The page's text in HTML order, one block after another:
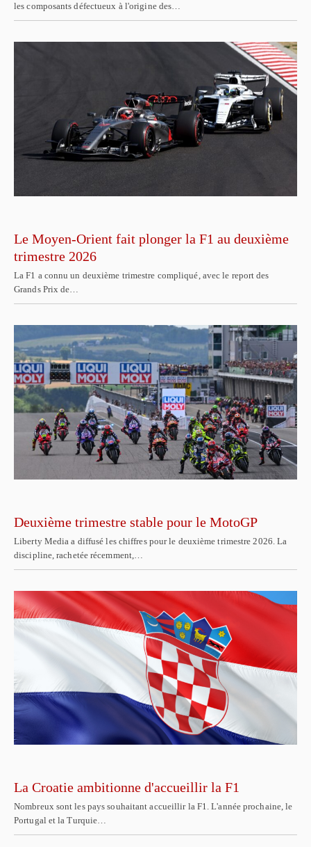
les composants défectueux à l'origine des…
Le Moyen-Orient fait plonger la F1 au deuxième
trimestre 2026
La F1 a connu un deuxième trimestre compliqué, avec le report des
Grands Prix de…
Deuxième trimestre stable pour le MotoGP
Liberty Media a diffusé les chiffres pour le deuxième trimestre 2026. La
discipline, rachetée récemment,…
La Croatie ambitionne d'accueillir la F1
Nombreux sont les pays souhaitant accueillir la F1. L'année prochaine, le
Portugal et la Turquie…